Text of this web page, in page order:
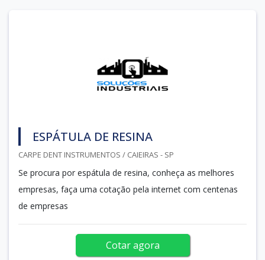
ESPÁTULA DE RESINA
CARPE DENT INSTRUMENTOS / CAIEIRAS - SP
Se procura por espátula de resina, conheça as melhores
empresas, faça uma cotação pela internet com centenas
de empresas
Cotar agora